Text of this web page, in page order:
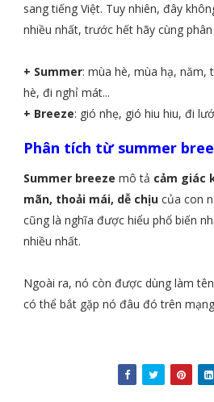
sang tiếng Việt. Tuy nhiên, đây
nhiều nhất, trước hết hãy cùng
+ Summer: mùa hè, mùa hạ, năm,
hè, đi nghỉ mát...
+ Breeze: gió nhẹ, gió hiu hiu, đi
Phân tích từ summer
Summer breeze mô tả cảm giác
mãn, thoải mái, dễ chịucủa con
cũng là nghĩa được hiểu phổ biến
nhiều nhất.
Ngoài ra, nó còn được dùng làm
có thể bắt gặp nó đâu đó trên